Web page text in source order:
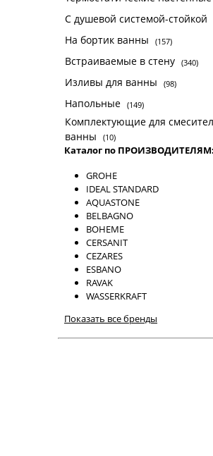
С душевой системой-стойкой
На бортик ванны (157)
Встраиваемые в стену (340)
Изливы для ванны (98)
Напольные (149)
Комплектующие для
ванны
(10)
Каталог по ПРОИЗВОДИТЕЛЯМ:
GROHE
IDEAL STANDARD
AQUASTONE
BELBAGNO
BOHEME
CERSANIT
CEZARES
ESBANO
RAVAK
WASSERKRAFT
Показать все бренды